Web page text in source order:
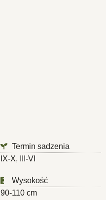
Termin sadzenia
IX-X, III-VI
Wysokość
90-110 cm